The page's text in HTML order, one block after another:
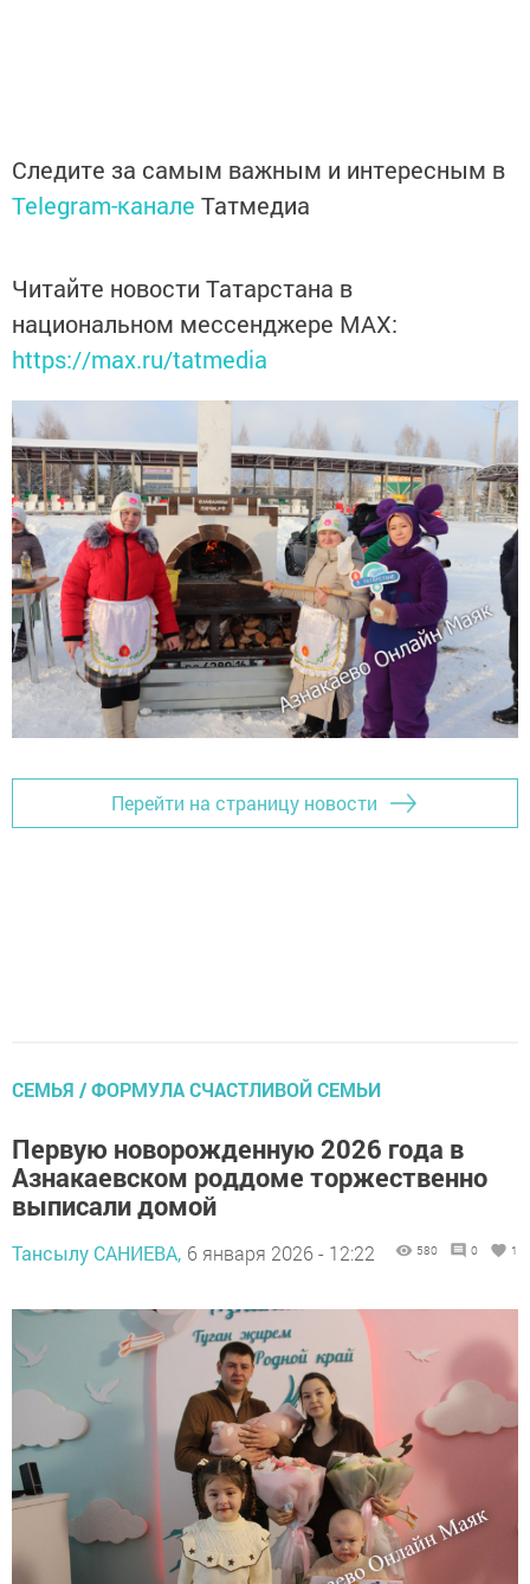
Следите за самым важным и интересным в
Telegram-канале Татмедиа
Читайте новости Татарстана в
национальном мессенджере MАХ:
https://max.ru/tatmedia
Перейти на страницу новости
СЕМЬЯ / ФОРМУЛА СЧАСТЛИВОЙ СЕМЬИ
Первую новорожденную 2026 года в
Азнакаевском роддоме торжественно
выписали домой
Тансылу САНИЕВА, 6 января 2026 - 12:22 580 0 1